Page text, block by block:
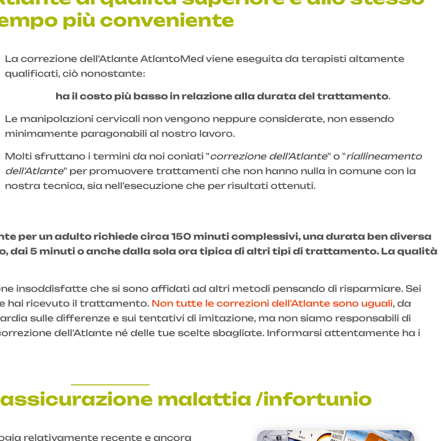
più conveniente
La correzione dell'Atlante AtlantoMed viene eseguita da terapisti altamente
qualificati, ciò nonostante:
ha il costo più basso in relazione alla durata del trattamento.
Le manipolazioni cervicali non vengono neppure considerate, non essendo
minimamente paragonabili al nostro lavoro.
Molti sfruttano i termini da noi coniati "correzione dell'Atlante" o "riallineamento
dell'Atlante" per promuovere trattamenti che non hanno nulla in comune con la
nostra tecnica, sia nell'esecuzione che per risultati ottenuti.
per un adulto richiede circa 150 minuti complessivi, una durata ben diversa
dai 5 minuti o anche dalla sola ora tipica di altri tipi di trattamento. La qualità
insoddisfatte che si sono affidati ad altri metodi pensando di risparmiare. Sei
hai ricevuto il trattamento. Non tutte le correzioni dell'Atlante sono uguali, da
sulle differenze e sui tentativi di imitazione, ma non siamo responsabili di
dell'Atlante né delle tue scelte sbagliate. Informarsi attentamente ha i
malattia /infortunio
relativamente recente e ancora